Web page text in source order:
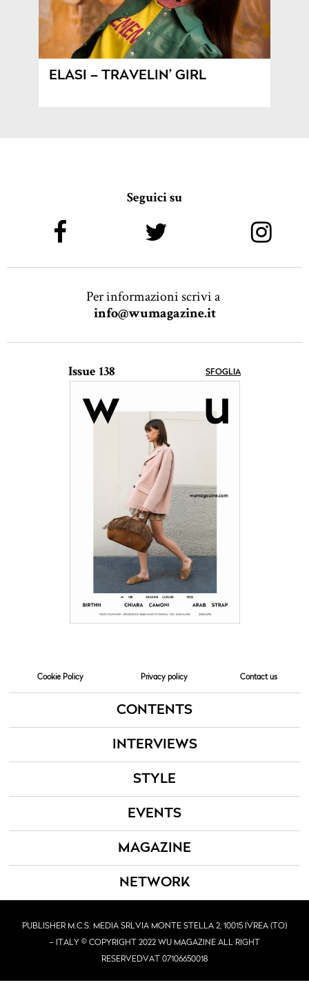
ELASI – TRAVELIN’ GIRL
Seguici su
Per informazioni scrivi a
info@wumagazine.it
Issue 138 SFOGLIA
Cookie Policy Privacy policy Contact us
CONTENTS
INTERVIEWS
STYLE
EVENTS
MAGAZINE
NETWORK
PUBLISHER M.C.S. MEDIA SRLVIA MONTE STELLA 2, 10015 IVREA (TO)
– ITALY © COPYRIGHT 2022 WU MAGAZINE ALL RIGHT
RESERVEDVAT 07106650018